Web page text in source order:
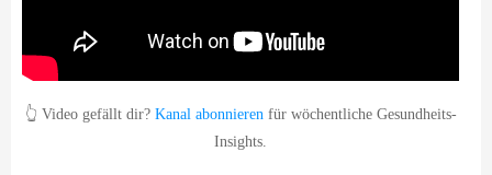
👆 Video gefällt dir? Kanal abonnieren für wöchentliche Gesundheits-
Insights.